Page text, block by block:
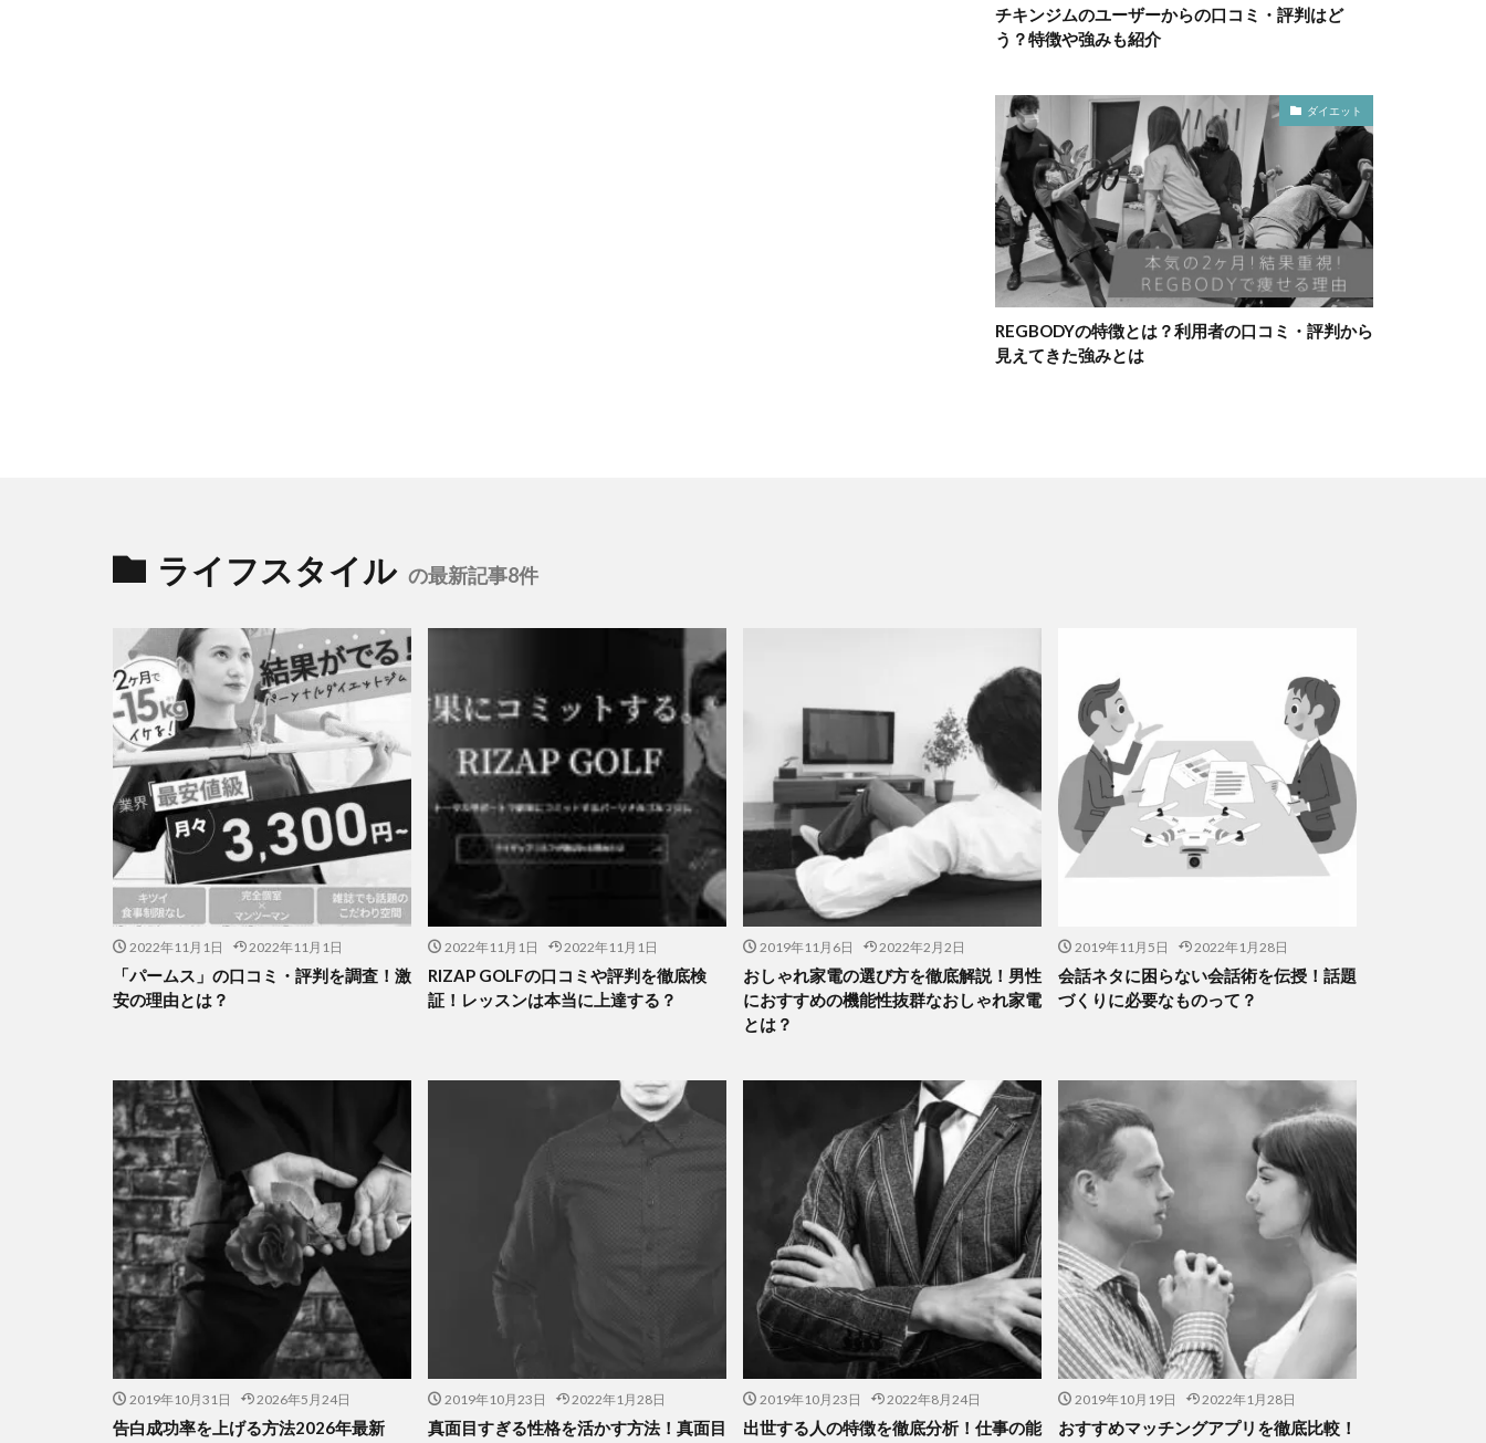
チキンジムのユーザーからの口コミ・評判はど
う？特徴や強みも紹介
ダイエット
REGBODYの特徴とは？利用者の口コミ・評判から
見えてきた強みとは
ライフスタイル の最新記事8件
2022年11月1日 2022年11月1日
「パームス」の口コミ・評判を調査！激
安の理由とは？
2022年11月1日 2022年11月1日
RIZAP GOLFの口コミや評判を徹底検
証！レッスンは本当に上達する？
2019年11月6日 2022年2月2日
おしゃれ家電の選び方を徹底解説！男性
におすすめの機能性抜群なおしゃれ家電
とは？
2019年11月5日 2022年1月28日
会話ネタに困らない会話術を伝授！話題
づくりに必要なものって？
2019年10月31日 2026年5月24日
告白成功率を上げる方法2026年最新
2019年10月23日 2022年1月28日
真面目すぎる性格を活かす方法！真面目
2019年10月23日 2022年8月24日
出世する人の特徴を徹底分析！仕事の能
2019年10月19日 2022年1月28日
おすすめマッチングアプリを徹底比較！